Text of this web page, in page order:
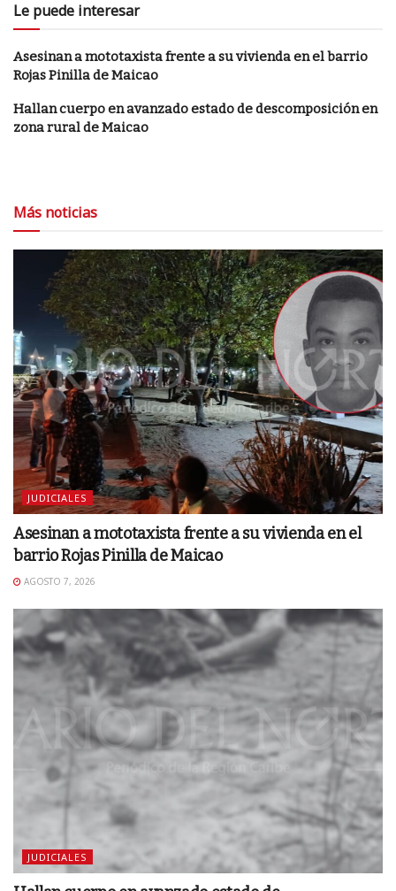
Le puede interesar
Asesinan a mototaxista frente a su vivienda en el barrio
Rojas Pinilla de Maicao
Hallan cuerpo en avanzado estado de descomposición en
zona rural de Maicao
Más noticias
JUDICIALES
Asesinan a mototaxista frente a su vivienda en el
barrio Rojas Pinilla de Maicao
AGOSTO 7, 2026
JUDICIALES